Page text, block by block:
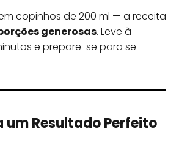
copinhos de 200 ml — a receita
generosas. Leve à
e prepare-se para se
um Resultado Perfeito